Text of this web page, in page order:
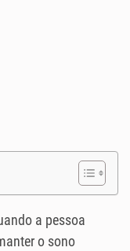
a pessoa
o sono